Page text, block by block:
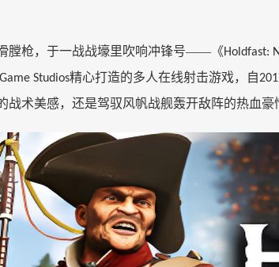
膛枪，于一战战壕里吹响冲锋号——《Holdfast:
Studios精心打造的多人在线射击游戏，自
战术美感，还是驾驭风帆战舰轰开敌阵的热血豪